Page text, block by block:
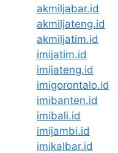
akmiljabar.id
akmiljateng.id
akmiljatim.id
imijatim.id
imijateng.id
imigorontalo.id
imibanten.id
imibali.id
imijambi.id
imikalbar.id